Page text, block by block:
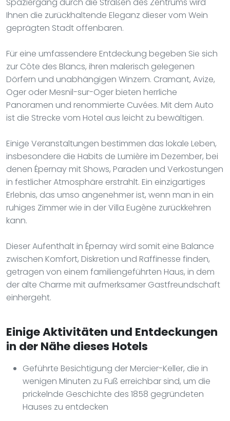
Ihnen die zurückhaltende Eleganz dieser vom Wein
geprägten Stadt offenbaren.
Für eine umfassendere Entdeckung begeben Sie sich
zur Côte des Blancs, ihren malerisch gelegenen
Dörfern und unabhängigen Winzern. Cramant, Avize,
Oger oder Mesnil-sur-Oger bieten herrliche
Panoramen und renommierte Cuvées. Mit dem Auto
ist die Strecke vom Hotel aus leicht zu bewältigen.
Einige Veranstaltungen bestimmen das lokale Leben,
insbesondere die Habits de Lumière im Dezember, bei
denen Épernay mit Shows, Paraden und Verkostungen
in festlicher Atmosphäre erstrahlt. Ein einzigartiges
Erlebnis, das umso angenehmer ist, wenn man in ein
ruhiges Zimmer wie in der Villa Eugène zurückkehren
kann.
Dieser Aufenthalt in Épernay wird somit eine Balance
zwischen Komfort, Diskretion und Raffinesse finden,
getragen von einem familiengeführten Haus, in dem
der alte Charme mit aufmerksamer Gastfreundschaft
einhergeht.
Einige Aktivitäten und Entdeckungen
in der Nähe dieses Hotels
Geführte Besichtigung der Mercier-Keller, die in
wenigen Minuten zu Fuß erreichbar sind, um die
prickelnde Geschichte des 1858 gegründeten
Hauses zu entdecken